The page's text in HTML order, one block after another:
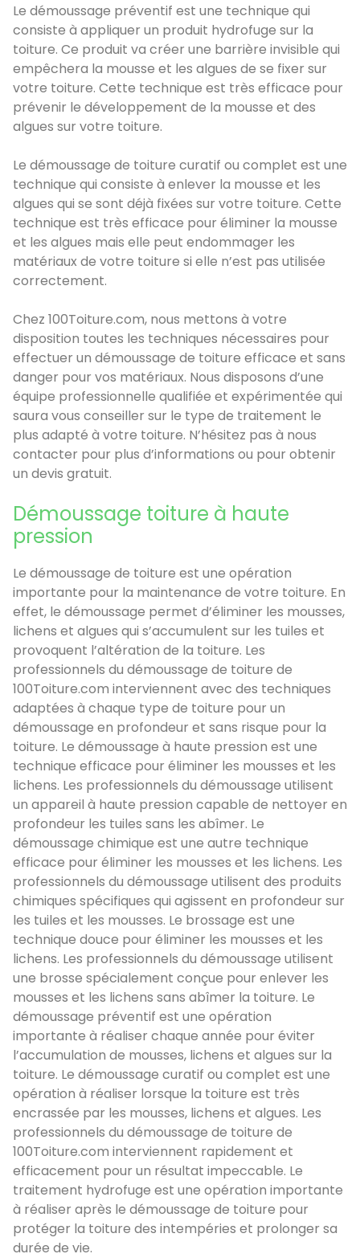
Le démoussage préventif est une technique qui
consiste à appliquer un produit hydrofuge sur la
toiture. Ce produit va créer une barrière invisible qui
empêchera la mousse et les algues de se fixer sur
votre toiture. Cette technique est très efficace pour
prévenir le développement de la mousse et des
algues sur votre toiture.
Le démoussage de toiture curatif ou complet est une
technique qui consiste à enlever la mousse et les
algues qui se sont déjà fixées sur votre toiture. Cette
technique est très efficace pour éliminer la mousse
et les algues mais elle peut endommager les
matériaux de votre toiture si elle n’est pas utilisée
correctement.
Chez 100Toiture.com, nous mettons à votre
disposition toutes les techniques nécessaires pour
effectuer un démoussage de toiture efficace et sans
danger pour vos matériaux. Nous disposons d’une
équipe professionnelle qualifiée et expérimentée qui
saura vous conseiller sur le type de traitement le
plus adapté à votre toiture. N’hésitez pas à nous
contacter pour plus d’informations ou pour obtenir
un devis gratuit.
Démoussage toiture à haute
pression
Le démoussage de toiture est une opération
importante pour la maintenance de votre toiture. En
effet, le démoussage permet d’éliminer les mousses,
lichens et algues qui s’accumulent sur les tuiles et
provoquent l’altération de la toiture. Les
professionnels du démoussage de toiture de
100Toiture.com interviennent avec des techniques
adaptées à chaque type de toiture pour un
démoussage en profondeur et sans risque pour la
toiture. Le démoussage à haute pression est une
technique efficace pour éliminer les mousses et les
lichens. Les professionnels du démoussage utilisent
un appareil à haute pression capable de nettoyer en
profondeur les tuiles sans les abîmer. Le
démoussage chimique est une autre technique
efficace pour éliminer les mousses et les lichens. Les
professionnels du démoussage utilisent des produits
chimiques spécifiques qui agissent en profondeur sur
les tuiles et les mousses. Le brossage est une
technique douce pour éliminer les mousses et les
lichens. Les professionnels du démoussage utilisent
une brosse spécialement conçue pour enlever les
mousses et les lichens sans abîmer la toiture. Le
démoussage préventif est une opération
importante à réaliser chaque année pour éviter
l’accumulation de mousses, lichens et algues sur la
toiture. Le démoussage curatif ou complet est une
opération à réaliser lorsque la toiture est très
encrassée par les mousses, lichens et algues. Les
professionnels du démoussage de toiture de
100Toiture.com interviennent rapidement et
efficacement pour un résultat impeccable. Le
traitement hydrofuge est une opération importante
à réaliser après le démoussage de toiture pour
protéger la toiture des intempéries et prolonger sa
durée de vie.